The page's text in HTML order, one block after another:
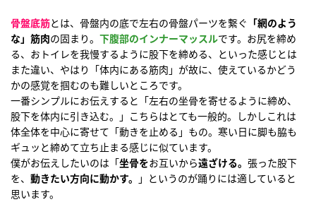
骨盤底筋とは、骨盤内の底で左右の骨盤パーツを繋ぐ 「網のよう
な」筋肉の固まり。 下腹部のインナーマッスルです。お尻を締め
る、おトイレを我慢するように股下を締める、といった感じとは
また違い、やはり「体内にある筋肉」が故に、使えているかどう
かの感覚を掴むのも難しいところです。
一番シンプルにお伝えすると「左右の坐骨を寄せるように締め、
股下を体内に引き込む。」こちらはとても一般的。しかしこれは
体全体を中心に寄せて「動きを止める」もの。寒い日に脚も脇も
ギュッと締めて立ち止まる感じに似ています。
僕がお伝えしたいのは「坐骨をお互いから遠ざける。 張った股下
を、 動きたい方向に動かす。 」というのが踊りには適していると
思います。